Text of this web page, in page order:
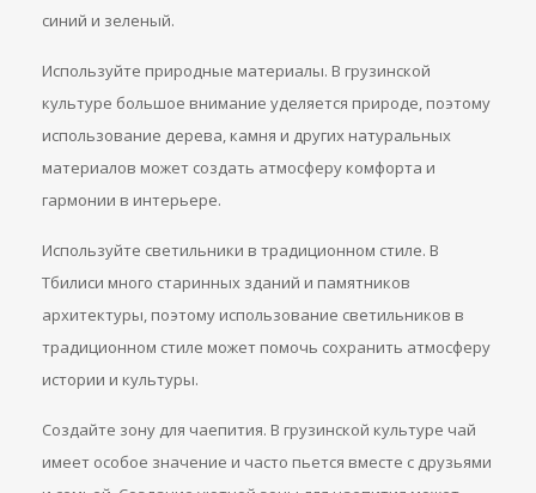
синий и зеленый.
Используйте природные материалы. В грузинской
культуре большое внимание уделяется природе, поэтому
использование дерева, камня и других натуральных
материалов может создать атмосферу комфорта и
гармонии в интерьере.
Используйте светильники в традиционном стиле. В
Тбилиси много старинных зданий и памятников
архитектуры, поэтому использование светильников в
традиционном стиле может помочь сохранить атмосферу
истории и культуры.
Создайте зону для чаепития. В грузинской культуре чай
имеет особое значение и часто пьется вместе с друзьями